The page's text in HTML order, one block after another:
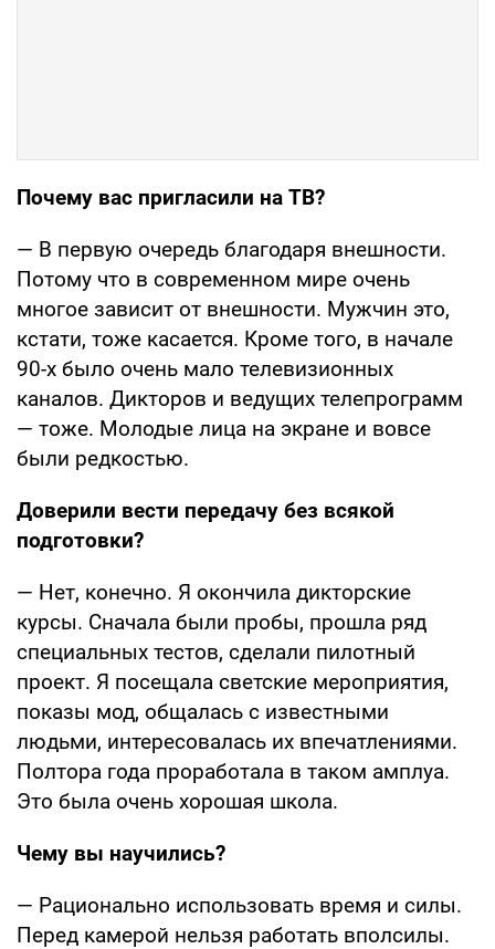
Почему вас пригласили на ТВ?
— В первую очередь благодаря внешности.
Потому что в современном мире очень
многое зависит от внешности. Мужчин это,
кстати, тоже касается. Кроме того, в начале
90-х было очень мало телевизионных
каналов. Дикторов и ведущих телепрограмм
— тоже. Молодые лица на экране и вовсе
были редкостью.
Доверили вести передачу без всякой
подготовки?
— Нет, конечно. Я окончила дикторские
курсы. Сначала были пробы, прошла ряд
специальных тестов, сделали пилотный
проект. Я посещала светские мероприятия,
показы мод, общалась с известными
людьми, интересовалась их впечатлениями.
Полтора года проработала в таком амплуа.
Это была очень хорошая школа.
Чему вы научились?
— Рационально использовать время и силы.
Перед камерой нельзя работать вполсилы.